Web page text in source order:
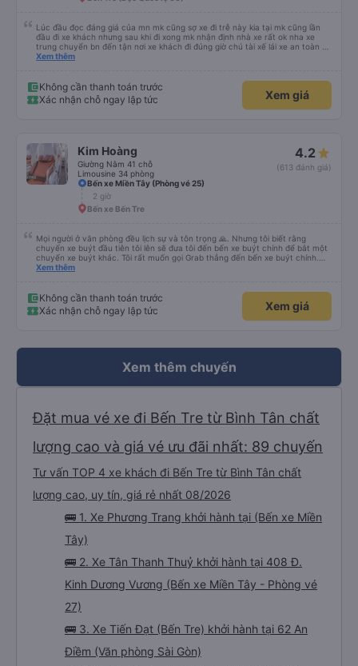
Lúc đầu đọc đáng giá của mn mk cũng sợ xe đi trễ này kia tại mk cũng lần
đầu đi xe khách nhưng sau khi đi xong mk nhận định nhà xe rất ok nha xe
trung chuyển bn đến tận nơi xe khách đi đúng giờ chú tài xế lái xe an toàn và
ko sốc quá đầu nha nv trên xe cũng chu đáo nchung mk có đi sg vẫn ủng hộ
Xem thêm
Không cần thanh toán trước
Xác nhận chỗ ngay lập tức
Xem giá
Kim Hoàng
Giường Nằm 41 chỗ
Limousine 34 phòng
4.2
(613 đánh giá)
Bến xe Miền Tây (Phòng vé 25)
2 giờ
Bến xe Bến Tre
Mọi người ở văn phòng đều lịch sự và tôn trọng 🙏. Nhưng tôi biết rằng
chuyến xe buýt đầu tiên tôi lên sẽ đưa tôi đến bến xe buýt chính để bắt một
chuyến xe buýt khác. Tôi rất muốn gọi Grab thẳng đến bến xe buýt chính.
Điều đó sẽ giúp tôi không phải mang vác hành lý nhiều lần. Ngoài ra, xe buýt
Xem thêm
Không cần thanh toán trước
Xác nhận chỗ ngay lập tức
Xem giá
Xem thêm chuyến
Đặt mua vé xe đi Bến Tre từ Bình Tân chất
lượng cao và giá vé ưu đãi nhất: 89 chuyến
Tư vấn TOP 4 xe khách đi Bến Tre từ Bình Tân chất
lượng cao, uy tín, giá rẻ nhất 08/2026
🚌 1. Xe Phương Trang khởi hành tại (Bến xe Miền
Tây)
🚌 2. Xe Tân Thanh Thuỷ khởi hành tại 408 Đ.
Kinh Dương Vương (Bến xe Miền Tây - Phòng vé
27)
🚌 3. Xe Tiến Đạt (Bến Tre) khởi hành tại 62 An
Điềm (Văn phòng Sài Gòn)